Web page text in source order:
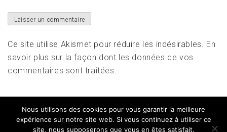
Ce site utilise Akismet pour réduire les indésirables. En
savoir plus sur la façon dont les données de vos
commentaires sont traitées
Nous utilisons des cookies pour vous garantir la meilleure
expérience sur notre site web. Si vous continuez à utiliser ce
site, nous supposerons que vous en êtes satisfait.